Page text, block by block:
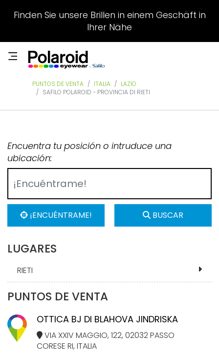
Finden Sie unsere Brillen in einem Geschäft in
Ihrer Nähe
PUNTOS DE VENTA ITALIA
LAZIO
SAFILO POLAROID - PROVINCIA DI RIETI
Encuentra tu posición o intruduce una
ubicación:
¡ENCUÉNTRAME! BUSCAR
LUGARES
RIETI
PUNTOS DE VENTA
OTTICA BJ DI BLAHOVA JINDRISKA
VIA XXIV MAGGIO, 122, 02032 PASSO
CORESE RI, ITALIA